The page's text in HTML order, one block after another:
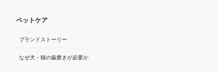
ペットケア
ブランドストーリー
なぜ犬・猫の歯磨きが必要か